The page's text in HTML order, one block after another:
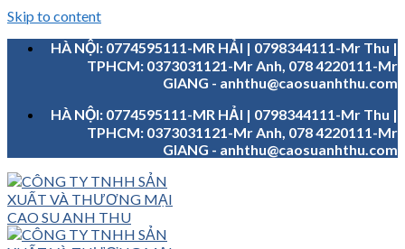
Skip to content
HÀ NỘI: 0774595111-MR HẢI | 0798344111-Mr Thu |
TPHCM: 0373031121-Mr Anh, 078 4220111-Mr
GIANG - anhthu@caosuanhthu.com
HÀ NỘI: 0774595111-MR HẢI | 0798344111-Mr Thu |
TPHCM: 0373031121-Mr Anh, 078 4220111-Mr
GIANG - anhthu@caosuanhthu.com